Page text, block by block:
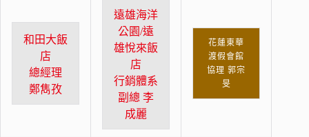
和田大飯
店
總經理
鄭雋孜
遠雄海洋
公園/遠
雄悅來飯
店
行銷體系
副總 李
成麗
花蓮東華
渡假會館
協理 郭宗
旻